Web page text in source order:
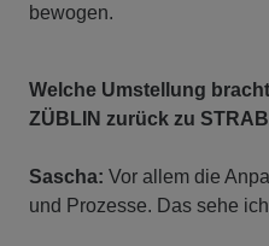
bewogen.
Welche Umstellung
ZÜBLIN zurück zu
Sascha: Vor allem die
und Prozesse. Das sehe